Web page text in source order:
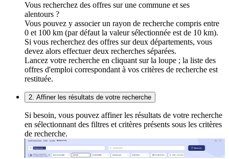
Vous recherchez des offres sur une commune et ses
alentours ?
Vous pouvez y associer un rayon de recherche compris entre
0 et 100 km (par défaut la valeur sélectionnée est de 10 km).
Si vous recherchez des offres sur deux départements, vous
devez alors effectuer deux recherches séparées.
Lancez votre recherche en cliquant sur la loupe ; la liste des
offres d'emploi correspondant à vos critères de recherche est
restituée.
2. Affiner les résultats de votre recherche
Si besoin, vous pouvez affiner les résultats de votre recherche
en sélectionnant des filtres et critères présents sous les critères
de recherche.